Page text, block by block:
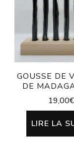
GOUSSE DE
DE
19,00€
LIRE LA